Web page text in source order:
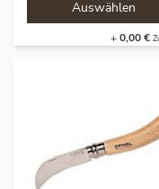
+0,00 €